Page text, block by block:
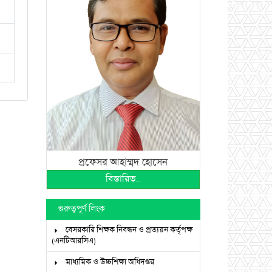
প্রফেসর আহাম্মদ হোসেন
বিস্তারিত...
গুরুত্বপূর্ণ লিংক
বেসরকারি শিক্ষক নিবন্ধন ও প্রত্যয়ন কর্তৃপক্ষ
(এনটিআরসিএ)
মাধ্যমিক ও উচ্চশিক্ষা অধিদপ্তর